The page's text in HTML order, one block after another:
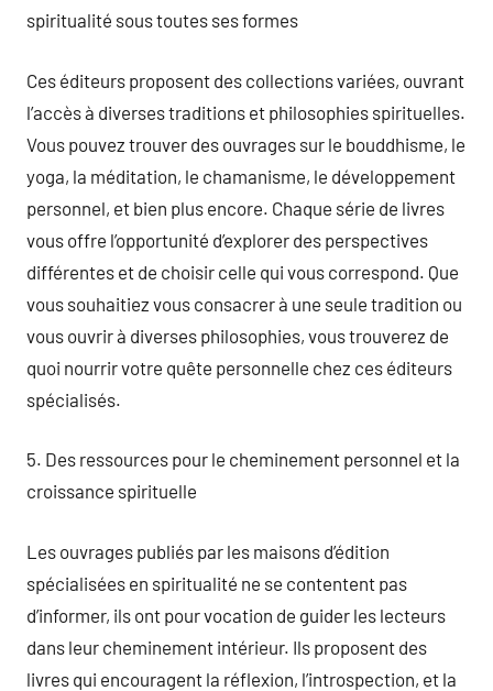
spiritualité sous toutes ses formes
Ces éditeurs proposent des collections variées, ouvrant
l’accès à diverses traditions et philosophies spirituelles.
Vous pouvez trouver des ouvrages sur le bouddhisme, le
yoga, la méditation, le chamanisme, le développement
personnel, et bien plus encore. Chaque série de livres
vous offre l’opportunité d’explorer des perspectives
différentes et de choisir celle qui vous correspond. Que
vous souhaitiez vous consacrer à une seule tradition ou
vous ouvrir à diverses philosophies, vous trouverez de
quoi nourrir votre quête personnelle chez ces éditeurs
spécialisés.
5. Des ressources pour le cheminement personnel et la
croissance spirituelle
Les ouvrages publiés par les maisons d’édition
spécialisées en spiritualité ne se contentent pas
d’informer, ils ont pour vocation de guider les lecteurs
dans leur cheminement intérieur. Ils proposent des
livres qui encouragent la réflexion, l’introspection, et la